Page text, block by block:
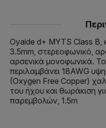
Oyaide d+ MYTS Class B,
3.5mm, στερεοφωνικό,
αρσενικά μονοφωνικά.
περιλαμβάνει 18AWG
(Oxygen Free Copper)
του ήχου και θωράκιση
παρεμβολών, 1.5m